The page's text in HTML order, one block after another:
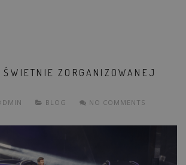
ŚWIETNIE ZORGANIZOWANEJ
BLOG NO COMMENTS